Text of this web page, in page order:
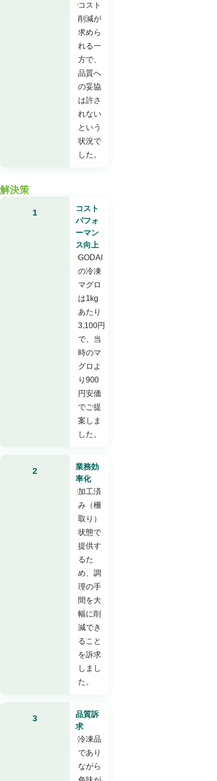
コスト
削減が
求めら
れる一
方で、
品質へ
の妥協
は許さ
れない
という
状況で
した。
解決策
1
コスト
パフォ
ーマン
ス向上
GODAI
の冷凍
マグロ
は1kg
あたり
3,100円
で、当
時のマ
グロよ
り900
円安価
でご提
案しま
した。
2
業務効
率化
加工済
み（柵
取り）
状態で
提供す
るた
め、調
理の手
間を大
幅に削
減でき
ること
を訴求
しまし
た。
3
品質訴
求
冷凍品
であり
ながら